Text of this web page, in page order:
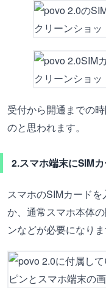
受付から開通までの
のと思われます。
2.スマホ端末にSIM
スマホのSIMカード
か、通常スマホ本体
ンなどが必要になりま